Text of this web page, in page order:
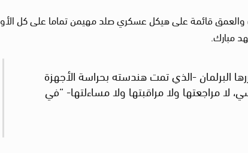
والعمق قائمة على هيكل عسكري صلد مهيمن تماما على كل
مبارك.
البرلمان -الذي تمت هندسته بحراسة الأجهزة
مراجعتها ولا مراقبتها ولا مساءلتها- “في